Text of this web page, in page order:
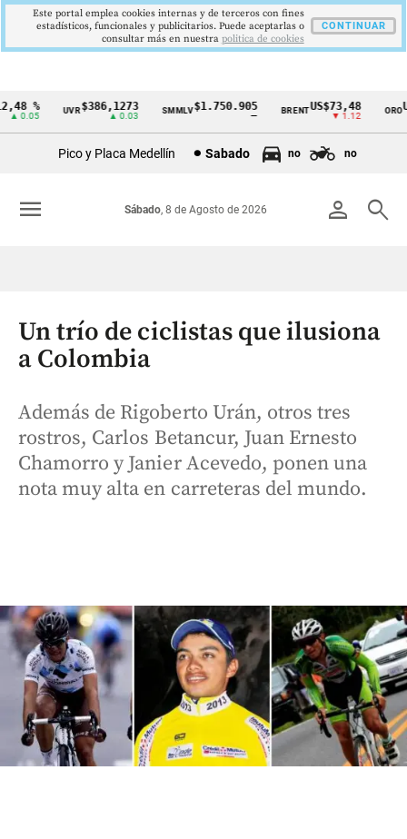
Cintillo
Colombia
%
0.05
UVR$386,1273
▲ 0.03
SMMLV$1.750.905 BRENTUS$73,48
▼ 1.12
ORO
Pico y Placa Medellín Sabado no no
person search
Sábado, 8 de Agosto de 2026
menu
Un trío de ciclistas que ilusiona
a Colombia
Además de Rigoberto Urán, otros tres
rostros, Carlos Betancur, Juan Ernesto
Chamorro y Janier Acevedo, ponen una
nota muy alta en carreteras del mundo.
Este portal emplea cookies internas y de terceros con fines
estadísticos, funcionales y publicitarios. Puede aceptarlas o
consultar más en nuestra politica de cookies
CONTINUAR